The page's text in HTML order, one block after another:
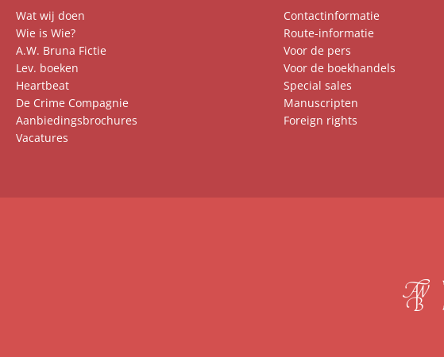
Wat wij doen
Wie is Wie?
A.W. Bruna Fictie
Lev. boeken
Heartbeat
De Crime Compagnie
Aanbiedingsbrochures
Vacatures
Contactinformatie
Route-informatie
Voor de pers
Voor de boekhandels
Special sales
Manuscripten
Foreign rights